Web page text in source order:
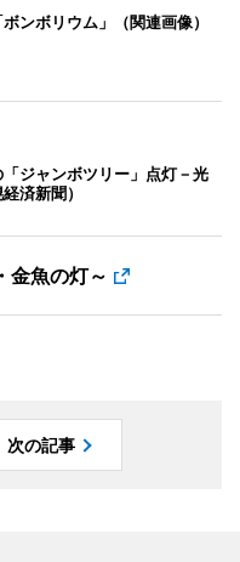
ンボリウム」（関連画像）
ジャンボツリー」点灯－光
済新聞）
金魚の灯～
次の記事